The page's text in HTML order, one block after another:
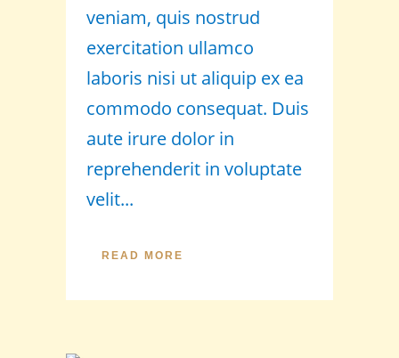
veniam, quis nostrud
exercitation ullamco
laboris nisi ut aliquip ex ea
commodo consequat. Duis
aute irure dolor in
reprehenderit in voluptate
velit...
READ MORE